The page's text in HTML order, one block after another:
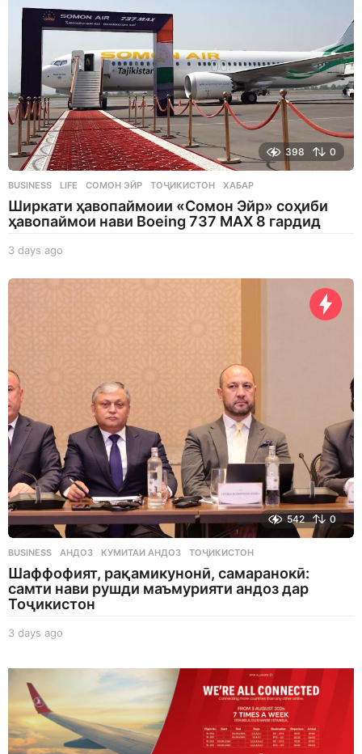
398 0
BUSINESS ,LIFE СОМОН ЭЙР ,ТОҶИКИСТОН ,ХАБАР
Ширкати ҳавопаймоии «Сомон Эйр» соҳиби
ҳавопаймои нави Boeing 737 MAX 8 гардид
3 days ago
a
542 0
BUSINESS АНДОЗ ,КУМИТАИ АНДОЗ ,ТОҶИКИСТОН
Шаффофият, рақамикунонӣ, самаранокӣ:
самти нави рушди маъмурияти андоз дар
Тоҷикистон
3 days ago
g
o